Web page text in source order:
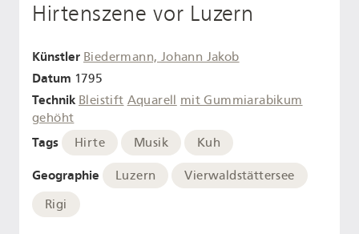
Hirtenszene vor Luzern
Künstler Biedermann, Johann Jakob
Datum 1795
Technik Bleistift Aquarell mit Gummiarabikum
gehöht
Tags Hirte Musik Kuh
Geographie Luzern
Vierwaldstättersee
Rigi